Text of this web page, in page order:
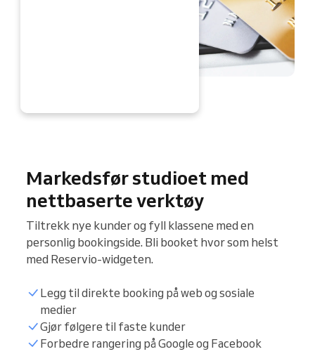
Markedsfør studioet med
nettbaserte verktøy
Tiltrekk nye kunder og fyll klassene med en
personlig bookingside. Bli booket hvor som helst
med Reservio-widgeten.
Legg til direkte booking på web og sosiale
medier
Gjør følgere til faste kunder
Forbedre rangering på Google og Facebook